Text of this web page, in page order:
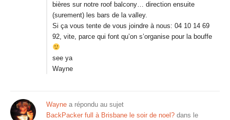
bières sur notre roof balcony… direction ensuite
(surement) les bars de la valley.
Si ça vous tente de vous joindre à nous: 04 10 14 69
92, vite, parce qui font qu’on s’organise pour la bouffe
see ya
Wayne
Wayne a répondu au sujet
BackPacker full à Brisbane le soir de noel? dans le